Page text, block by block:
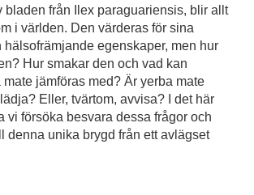
bladen från Ilex paraguariensis, blir allt
i världen. Den värderas för sina
egenskaper, men hur
Hur smakar den och vad kan
jämföras med? Är yerba mate
Eller, tvärtom, avvisa? I det här
vi försöka besvara dessa frågor och
denna unika brygd från ett avlägset